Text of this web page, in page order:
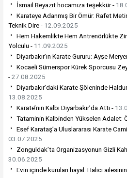
İsmail Beyazıt hocamıza teşekkür -
Karateye Adanmış Bir Ömür: Rafet
Teknik Dire - 12.09.2025
Hem Hakemlikte Hem Antrenörlükte
Yolculu - 11.09.2025
Diyarbakır’ın Karate Gururu: Ayşe
Kocaeli Sümerspor Kürek Sporcusu
-27.08.2025
Diyarbakır’daki Karate Şöleninde
13.08.2025
Karate’nin Kalbi Diyarbakır’da Attı -
Tataminin Kalbinden Yükselen Adalet:
Esef Karataş’a Uluslararası Karate
03.07.2025
Zonguldak’ta Organizasyonun Gizli
30.06.2025
Evin içinde kurulan hayal: Halıcı